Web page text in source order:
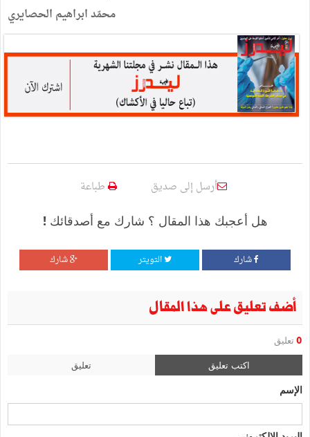
محمّد ابراهيم الحصايري
أرسل إلى صديق طباعة
هل أعجبك هذا المقال ؟ شارك مع أصدقائك !
شارك التويتر شارك
أضف تعليق على هذا المقال
0 تعليق
اكتب تعليق تعليق
الإسم